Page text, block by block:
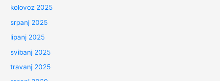
kolovoz 2025
srpanj 2025
lipanj 2025
svibanj 2025
travanj 2025